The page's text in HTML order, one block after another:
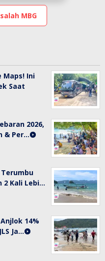
MBG
Maps! Ini
Saat
2026,
& Per…
Terumbu
2 Kali Lebi…
14%
Ja…